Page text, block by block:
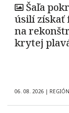
Šaľa
úsilí získať
na
krytej
06. 08. 2026 |